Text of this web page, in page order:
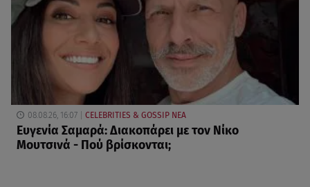
08.08.26, 16:07 CELEBRITIES & GOSSIP ΝΕΑ
Ευγενία Σαμαρά: Διακοπάρει με τον Νίκο
Μουτσινά - Πού βρίσκονται;